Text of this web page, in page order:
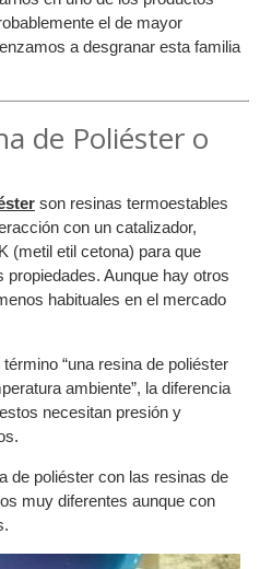
el de mayor
a desgranar esta familia
de Poliéster o
son resinas termoestables
con un catalizador,
(metil etil cetona) para que
Aunque hay otros
habituales en el mercado
“una resina de poliéster
ambiente”, la diferencia
necesitan presión y
de poliéster con las resinas de
muy diferentes aunque con